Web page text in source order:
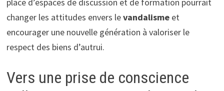
changer les attitudes envers levandalismeet
encourager une nouvelle génération à valoriser le
respect des biens d’autrui.
Vers une prise de conscience